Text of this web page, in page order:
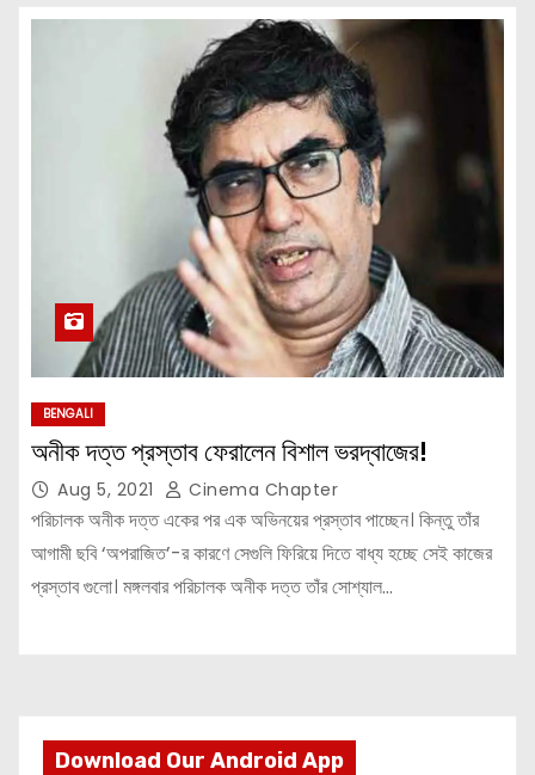
BENGALI
অনীক দত্ত প্রস্তাব ফেরালেন বিশাল ভরদ্বাজের!
Aug 5, 2021 Cinema Chapter
পরিচালক অনীক দত্ত একের পর এক অভিনয়ের প্রস্তাব পাচ্ছেন। কিন্তু তাঁর
আগামী ছবি ‘অপরাজিত’-র কারণে সেগুলি ফিরিয়ে দিতে বাধ্য হচ্ছে সেই কাজের
প্রস্তাব গুলো। মঙ্গলবার পরিচালক অনীক দত্ত তাঁর সোশ্যাল…
Download Our Android App